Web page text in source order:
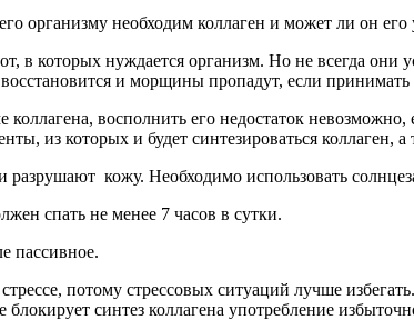
организму необходим коллаген и может ли он его
в которых нуждается организм. Но не всегда они
и морщины пропадут, если
восполнить его недостаток
из которых и будет синтезироваться коллаген,
разрушают кожу. Необходимо использовать
спать не менее 7 часов в сутки.
пассивное.
потому стрессовых ситуаций лучше
синтез коллагена употребление